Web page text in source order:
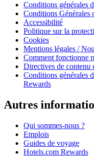
Conditions générales
Conditions Générales
Accessibilité
Politique sur la
Cookies
Mentions légales /
Comment fonctionne
Directives de contenu
Conditions générales
Rewards
Autres
Qui sommes-nous ?
Emplois
Guides de voyage
Hotels.com Rewards